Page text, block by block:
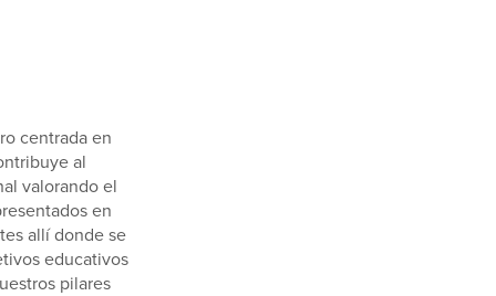
centrada en
al
valorando el
en
allí donde se
educativos
pilares